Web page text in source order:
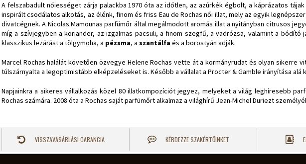
A felszabadult nőiességet zárja palackba 1970 óta az időtlen, az azúrkék égbolt, a káprázatos
inspirált csodálatos alkotás, az élénk, finom és friss Eau de Rochas női illat, mely az egyik
divatcégnek. A Nicolas Mamounas parfümőr által megálmodott aromás illat a nyitányban citrusos
míg a szívjegyben a koriander, az izgalmas pacsuli, a finom szegfű, a vadrózsa, valamint a bódító
klasszikus lezárást a tölgymoha, a pézsma, a szantálfa és a borostyán adják.
Marcel Rochas halálát követően özvegye Helene Rochas vette át a kormányrudat és olyan sikerre
túlszárnyalta a legoptimistább elképzeléseket is. Később a vállalat a Procter & Gamble irányítása alá
Napjainkra a sikeres vállalkozás közel 80 illatkompozíciót jegyez, melyeket a világ leghíresebb
Rochas számára. 2008 óta a Rochas saját parfümőrt alkalmaz a világhírű Jean-Michel Duriezt
VISSZAVÁSÁRLÁSI GARANCIA KÉRDEZZE SZAKÉRTŐINKET